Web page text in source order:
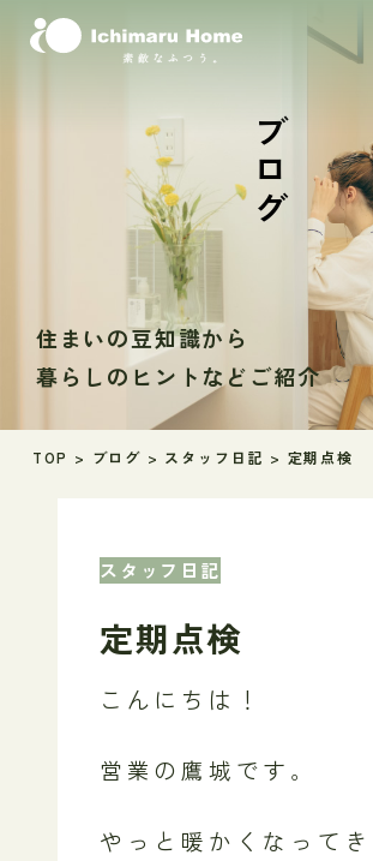
ブログ
住まいの豆知識から
暮らしのヒントなどご紹介
TOP > ブログ > スタッフ日記 > 定期点検
スタッフ日記
定期点検
こんにちは！
営業の鷹城です。
やっと暖かくなってき